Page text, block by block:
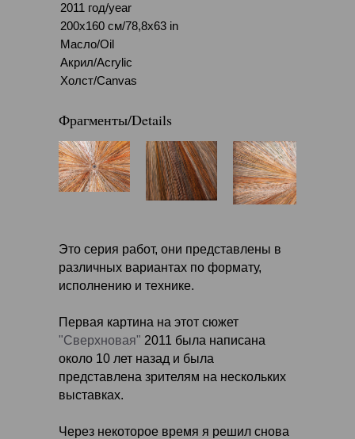
2011 год/year
200x160 см/78,8x63 in
Масло/Oil
Акрил/Acrylic
Холст/Canvas
Фрагменты/Details
Это серия работ, они представлены в
различных вариантах по формату,
исполнению и технике.
Первая картина на этот сюжет
"Сверхновая" 2011 была написана
около 10 лет назад и была
представлена зрителям на нескольких
выставках.
Через некоторое время я решил снова